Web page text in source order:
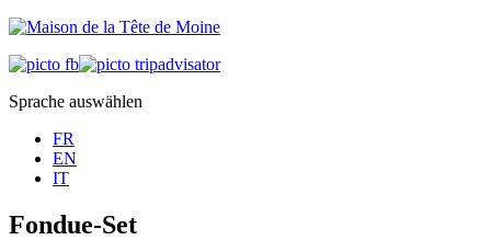
Sprache auswählen
FR
EN
IT
Fondue-Set